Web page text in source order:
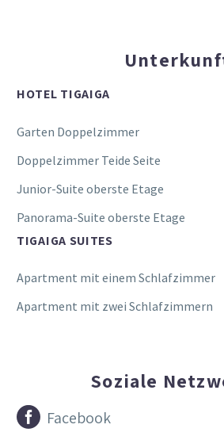
HOTEL TIGAIGA
Garten Doppelzimmer
Doppelzimmer Teide Seite
Junior-Suite oberste Etage
Panorama-Suite oberste Etage
TIGAIGA SUITES
Apartment mit einem Schlafzimmer
Apartment mit zwei Schlafzimmern
Soziale

 Facebook